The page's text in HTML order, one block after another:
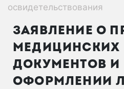
освидетельствования
ЗАЯВЛЕНИЕ О
МЕДИЦИНСКИХ
ДОКУМЕНТОВ И
ОФОРМЛЕНИИ